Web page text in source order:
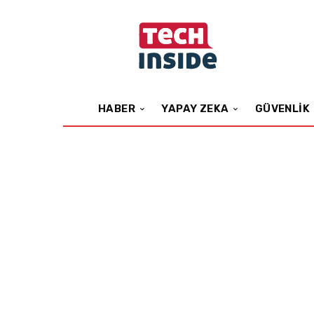
HABER YAPAY ZEKA GÜVENLIK